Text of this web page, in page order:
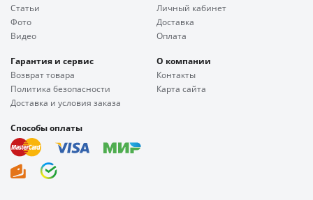
Статьи
Фото
Видео
Личный кабинет
Доставка
Оплата
Гарантия и сервис
Возврат товара
Политика безопасности
Доставка и условия заказа
О компании
Контакты
Карта сайта
Способы оплаты